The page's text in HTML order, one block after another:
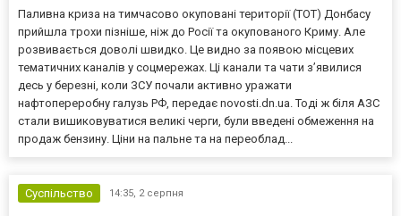
Паливна криза на тимчасово окуповані території (ТОТ) Донбасу
прийшла трохи пізніше, ніж до Росії та окупованого Криму. Але
розвивається доволі швидко. Це видно за появою місцевих
тематичних каналів у соцмережах. Ці канали та чати з’явилися
десь у березні, коли ЗСУ почали активно уражати
нафтопереробну галузь РФ, передає novosti.dn.ua. Тоді ж біля АЗС
стали вишиковуватися великі черги, були введені обмеження на
продаж бензину. Ціни на пальне та на переоблад...
Суспільство 14:35, 2 серпня